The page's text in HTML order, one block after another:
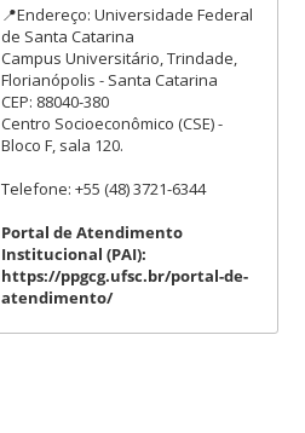
📍Endereço: Universidade Federal
de Santa Catarina
Campus Universitário, Trindade,
Florianópolis - Santa Catarina
CEP: 88040-380
Centro Socioeconômico (CSE) -
Bloco F, sala 120.
Telefone: +55 (48) 3721-6344
Portal de Atendimento
Institucional (PAI):
https://ppgcg.ufsc.br/portal-de-
atendimento/